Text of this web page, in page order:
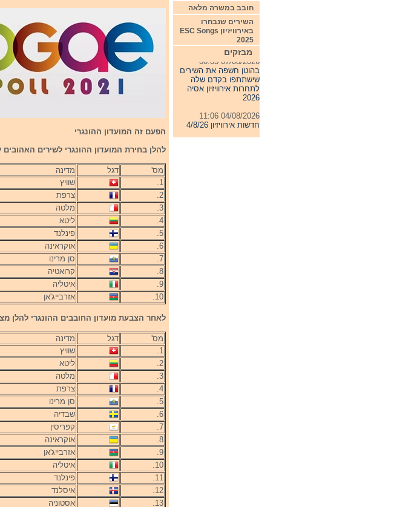
הפעם זה המועדון ההונגרי
להלן בחירת המועדון ההונגרי לשירים האהובים עליו
מס' דגל מדינה
1.
שוויץ
2.
צרפת
3.
מלטה
4.
ליטא
5.
פינלנד
6.
אוקראינה
7.
סן מרינו
8.
קרואטיה
9.
איטליה
10.
אזרבייג'אן
לאחר הצבעת מועדון החובבים ההונגרי להלן
מס' דגל מדינה
1.
שוויץ
2.
ליטא
3.
מלטה
4.
צרפת
5.
סן מרינו
6.
שבדיה
7.
קפריסין
8.
אוקראינה
9.
אזרבייג'אן
10.
איטליה
11.
פינלנד
12.
איסלנד
13.
אסטוניה
חובב במשרה מלאה
השירים שנבחרו
באירוויזיון ESC Songs
2025
מבזקים
07/08/2026 00:05
בהוטן חשפה את השירים
שישתתפו בקדם שלה
לתחרות אירוויזיון אסיה
2026
04/08/2026 11:06
חדשות אירוויזיון 4/8/26
31/07/2026 08:54